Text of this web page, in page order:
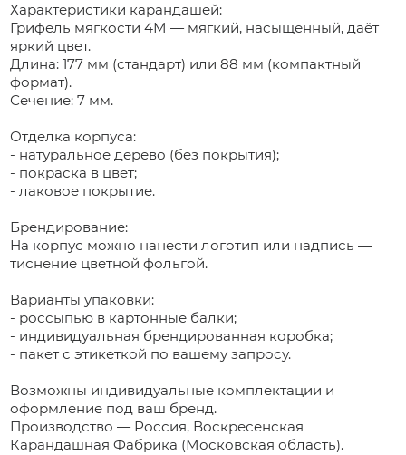
Характеристики карандашей:
Грифель мягкости 4М — мягкий, насыщенный, даёт
яркий цвет.
Длина: 177 мм (стандарт) или 88 мм (компактный
формат).
Сечение: 7 мм.
Отделка корпуса:
- натуральное дерево (без покрытия);
- покраска в цвет;
- лаковое покрытие.
Брендирование:
На корпус можно нанести логотип или надпись —
тиснение цветной фольгой.
Варианты упаковки:
- россыпью в картонные балки;
- индивидуальная брендированная коробка;
- пакет с этикеткой по вашему запросу.
Возможны индивидуальные комплектации и
оформление под ваш бренд.
Производство — Россия, Воскресенская
Карандашная Фабрика (Московская область).